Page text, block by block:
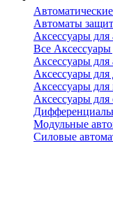
Автоматы
Аксессуары
Все Аксессуары
Аксессуары для
Аксессуары
Аксессуары
Аксессуары
Модульные
Силовые